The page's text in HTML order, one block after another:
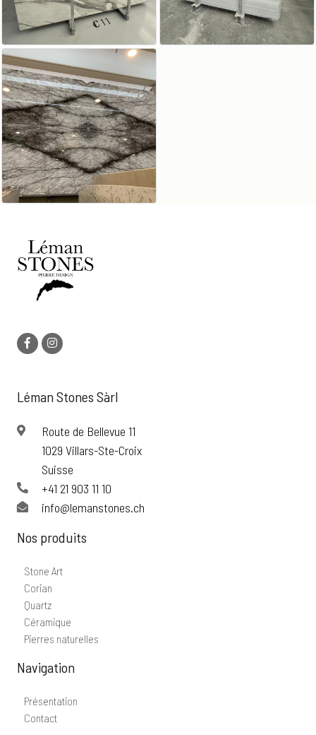
Léman Stones Sàrl
Route de Bellevue 11
1029 Villars-Ste-Croix
Suisse
+41 21 903 11 10
info@lemanstones.ch
Nos produits
Stone Art
Corian
Quartz
Céramique
Pierres naturelles
Navigation
Présentation
Contact